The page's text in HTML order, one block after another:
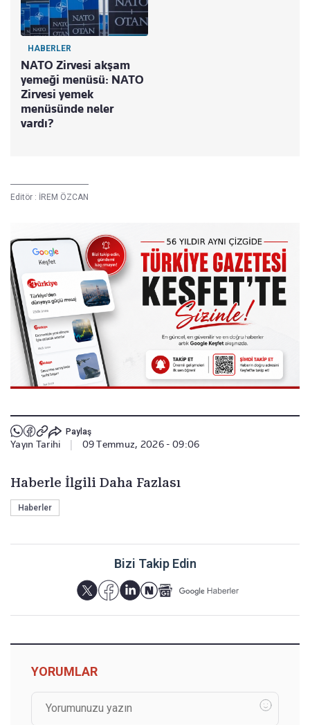
HABERLER
NATO Zirvesi akşam
yemeği menüsü: NATO
Zirvesi yemek
menüsünde neler
vardı?
Editör : İREM ÖZCAN
Paylaş
Yayın Tarihi 09 Temmuz, 2026 - 09:06
Haberle İlgili Daha Fazlası
Haberler
Bizi Takip Edin
YORUMLAR